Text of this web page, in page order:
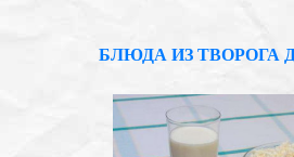
БЛЮДА ИЗ ТВОРОГА